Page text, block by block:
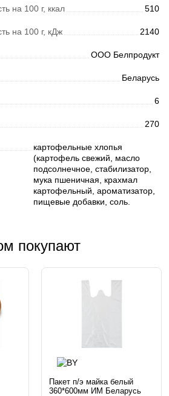
на 100 г, ккал 510
на 100 г, кДж 2140
ООО Белпродукт
Беларусь
6
270
картофельные хлопья
(картофель свежий, масло
подсолнечное, стабилизатор,
мука пшеничная, крахмал
картофельный, ароматизатор,
пищевые добавки, соль.
покупают
Пакет п/э майка белый
360*600мм ИМ Беларусь